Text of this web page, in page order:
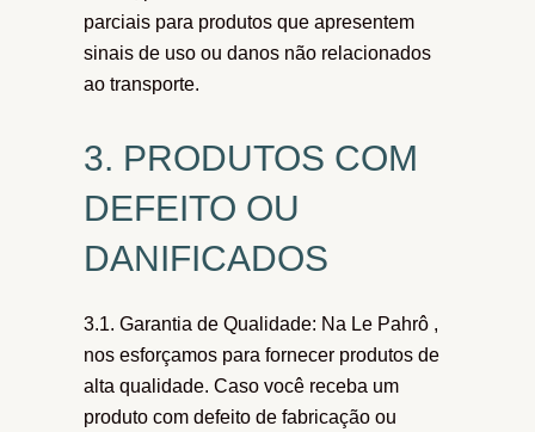
parciais para produtos que apresentem
sinais de uso ou danos não relacionados
ao transporte.
3. PRODUTOS COM
DEFEITO OU
DANIFICADOS
3.1. Garantia de Qualidade: Na Le Pahrô ,
nos esforçamos para fornecer produtos de
alta qualidade. Caso você receba um
produto com defeito de fabricação ou